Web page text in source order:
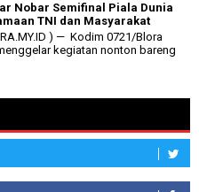
Nobar Semifinal Piala Dunia
TNI dan Masyarakat
) — Kodim 0721/Blora
kegiatan nonton bareng